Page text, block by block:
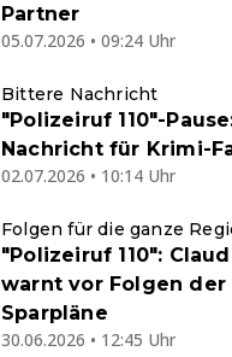
Partner
05.07.2026 • 09:24 Uhr
Bittere Nachricht
"Polizeiruf 110"-
Nachricht für Krimi-
02.07.2026 • 10:14 Uhr
Folgen für die ganze
"Polizeiruf 110":
warnt vor Folgen der
Sparpläne
30.06.2026 • 12:45 Uhr